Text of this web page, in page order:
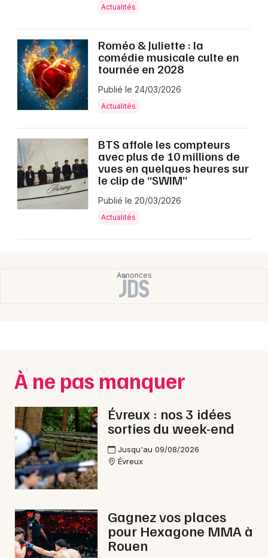
Actualités
Roméo & Juliette : la
comédie musicale culte en
tournée en 2028
Publié le 24/03/2026
Actualités
BTS affole les compteurs
avec plus de 10 millions de
vues en quelques heures sur
le clip de “SWIM”
Publié le 20/03/2026
Actualités
À ne pas manquer
Évreux : nos 3 idées
sorties du week-end
Jusqu'au 09/08/2026
Évreux
Gagnez vos places
pour Hexagone MMA à
Rouen